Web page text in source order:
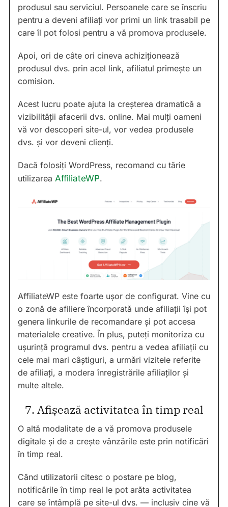
produsul sau serviciul. Persoanele care se înscriu
pentru a deveni afiliați vor primi un link trasabil pe
care îl pot folosi pentru a vă promova produsele.
Apoi, ori de câte ori cineva achiziționează
produsul dvs. prin acel link, afiliatul primește un
comision.
Acest lucru poate ajuta la creșterea dramatică a
vizibilității afacerii dvs. online. Mai mulți oameni
vă vor descoperi site-ul, vor vedea produsele
dvs. și vor deveni clienți.
Dacă folosiți WordPress, recomand cu tărie
utilizarea AffiliateWP.
AffiliateWP este foarte ușor de configurat. Vine cu
o zonă de afiliere încorporată unde afiliații își pot
genera linkurile de recomandare și pot accesa
materialele creative. În plus, puteți monitoriza cu
ușurință programul dvs. pentru a vedea afiliații cu
cele mai mari câștiguri, a urmări vizitele referite
de afiliați, a modera înregistrările afiliaților și
multe altele.
7. Afișează activitatea în timp real
O altă modalitate de a vă promova produsele
digitale și de a crește vânzările este prin notificări
în timp real.
Când utilizatorii citesc o postare pe blog,
notificările în timp real le pot arăta activitatea
care se întâmplă pe site-ul dvs. — inclusiv cine vă